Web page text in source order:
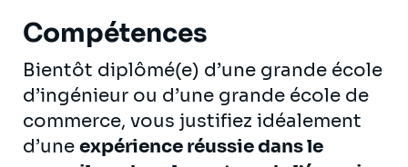
Compétences
Bientôt diplômé(e) d’une grande école
d’ingénieur ou d’une grande école de
commerce, vous justifiez idéalement
d’une expérience réussie dans le